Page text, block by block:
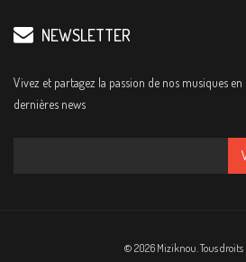
NEWSLETTER
Vivez et partagez la passion de nos musiques
dernières news
© 2026 Miziknou. Tous droits